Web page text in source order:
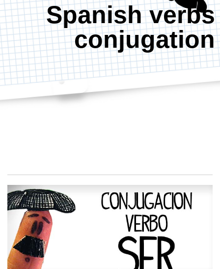
Spanish verbs
conjugation